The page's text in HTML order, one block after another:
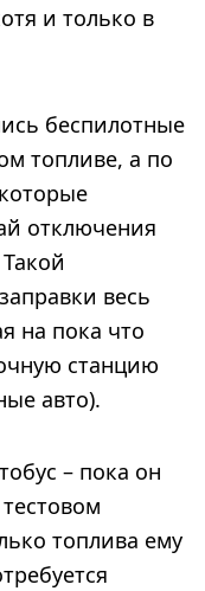
и только в
беспилотные
топливе, а по
отключения
весь
на пока что
станцию
авто).
– пока он
топлива ему